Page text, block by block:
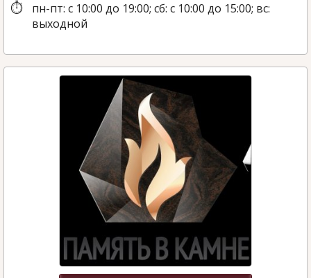
пн-пт: с 10:00 до 19:00; сб: с 10:00 до 15:00; вс:
выходной